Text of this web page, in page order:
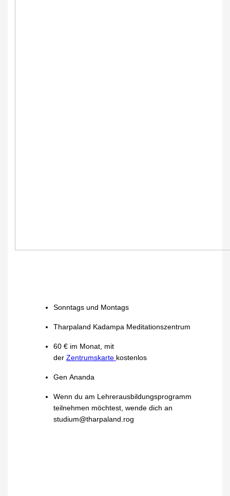
Sonntags und Montags
Tharpaland Kadampa Meditationszentrum
60 € im Monat, mit
derZentrumskarte kostenlos
Gen Ananda
Wenn du am Lehrerausbildungsprogramm
teilnehmen möchtest, wende dich an
studium@tharpaland.rog